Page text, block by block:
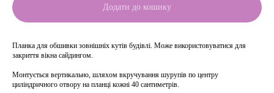
Додати до кошику
Планка для обшивки зовнішніх кутів будівлі. Може використовуватися для
закриття вікна сайдингом.
Монтується вертикально, шляхом вкручування шурупів по центру
циліндричного отвору на планці кожні 40 сантиметрів.